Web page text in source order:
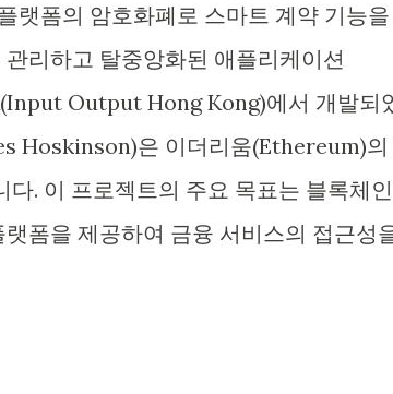
랫폼의 암호화폐로 스마트 계약 기능을
리하고 탈중앙화된 애플리케이션
Output Hong Kong)에서 개발되
Hoskinson)은 이더리움(Ethereum)의
. 이 프로젝트의 주요 목표는 블록체인
폼을 제공하여 금융 서비스의 접근성